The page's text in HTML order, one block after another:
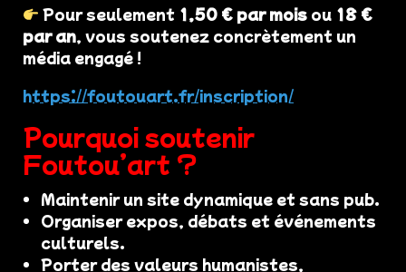
Pour seulement 1,50 € par mois ou 18 €
par an, vous soutenez concrètement un
média engagé !
https://foutouart.fr/inscription/
Pourquoi soutenir
Foutou’art ?
Maintenir un site dynamique et sans pub.
Organiser expos, débats et événements
culturels.
Porter des valeurs humanistes,